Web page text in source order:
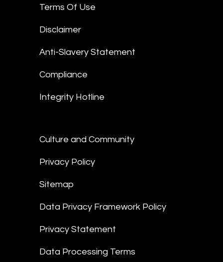
Terms Of Use
Disclaimer
Anti-Slavery Statement
Compliance
Integrity Hotline
Culture and Community
Privacy Policy
Sitemap
Data Privacy Framework Policy
Privacy Statement
Data Processing Terms